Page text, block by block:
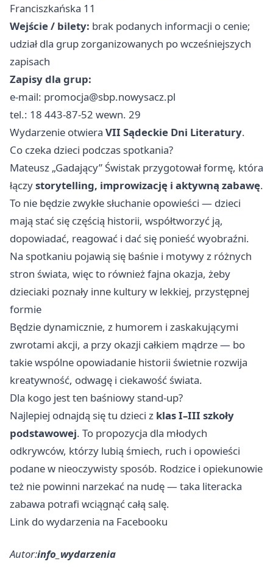
Franciszkańska 11
Wejście / bilety: brak podanych informacji o cenie;
udział dla grup zorganizowanych po wcześniejszych
zapisach
Zapisy dla grup:
e-mail: promocja@sbp.nowysacz.pl
tel.: 18 443-87-52 wewn. 29
Wydarzenie otwiera VII Sądeckie Dni Literatury.
Co czeka dzieci podczas spotkania?
Mateusz „Gadający” Świstak przygotował formę, która
łączystorytelling, improwizację i aktywną zabawę.
To nie będzie zwykłe słuchanie opowieści — dzieci
mają stać się częścią historii, współtworzyć ją,
dopowiadać, reagować i dać się ponieść wyobraźni.
Na spotkaniu pojawią się baśnie i motywy z różnych
stron świata, więc to również fajna okazja, żeby
dzieciaki poznały inne kultury w lekkiej, przystępnej
formie
Będzie dynamicznie, z humorem i zaskakującymi
zwrotami akcji, a przy okazji całkiem mądrze — bo
takie wspólne opowiadanie historii świetnie rozwija
kreatywność, odwagę i ciekawość świata.
Dla kogo jest ten baśniowy stand-up?
Najlepiej odnajdą się tu dzieci z klas I–III szkoły
podstawowej. To propozycja dla młodych
odkrywców, którzy lubią śmiech, ruch i opowieści
podane w nieoczywisty sposób. Rodzice i opiekunowie
też nie powinni narzekać na nudę — taka literacka
zabawa potrafi wciągnąć całą salę.
Link do wydarzenia na Facebooku
Autor:info_wydarzenia